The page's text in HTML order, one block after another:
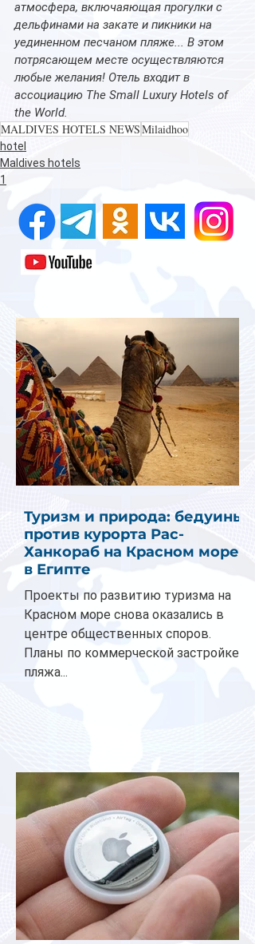
атмосфера, включаяющая прогулки с
дельфинами на закате и пикники на
уединенном песчаном пляже... В этом
потрясающем месте осуществляются
любые желания! Отель входит в
ассоциацию The Small Luxury Hotels of
the World.
MALDIVES HOTELS NEWSMilaidhoo
hotel
Maldives hotels
1
Туризм и природа: бедуины
против курорта Рас-
Ханкораб на Красном море
в Египте
Проекты по развитию туризма на
Красном море снова оказались в
центре общественных споров.
Планы по коммерческой застройке
пляжа...